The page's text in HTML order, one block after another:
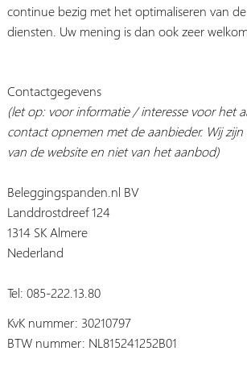
continue bezig met het optimaliseren van
diensten. Uw mening is dan ook zeer
Contactgegevens
(let op: voor informatie / interesse voor het
contact opnemen met de aanbieder. Wij
van de website en niet van het aanbod)
Beleggingspanden.nl BV
Landdrostdreef 124
1314 SK Almere
Nederland
Tel: 085-222.13.80
KvK nummer: 30210797
BTW nummer: NL815241252B01